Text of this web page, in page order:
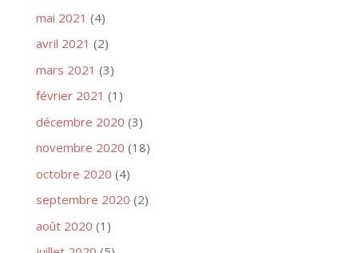
mai 2021 (4)
avril 2021 (2)
mars 2021 (3)
février 2021 (1)
décembre 2020 (3)
novembre 2020 (18)
octobre 2020 (4)
septembre 2020 (2)
août 2020 (1)